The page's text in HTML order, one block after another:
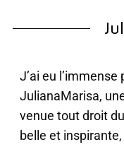
J’ai eu
JulianaMarisa,
venue tout droit
belle et